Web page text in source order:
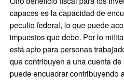
capaces es la capacidad de
peculio federal, lo que puede
impuestos que debe. Por lo
está apto para personas
que contribuyen a una cuenta
puede encuadrar contribuyendo